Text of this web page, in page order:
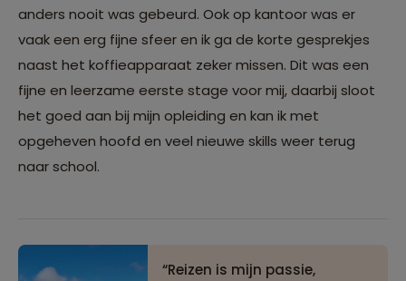
Reizen is mijn passie,
anders nooit was gebeurd. Ook op kantoor was er
vaak een erg fijne sfeer en ik ga de korte gesprekjes
naast het koffieapparaat zeker missen. Dit was een
fijne en leerzame eerste stage voor mij, daarbij sloot
het goed aan bij mijn opleiding en kan ik met
opgeheven hoofd en veel nieuwe skills weer terug
naar school.